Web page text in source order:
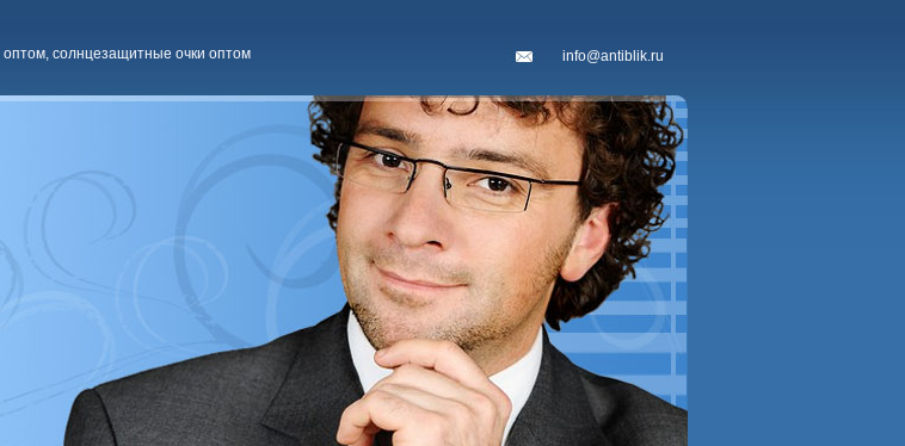
оптом, солнцезащитные очки оптом info@antiblik.ru